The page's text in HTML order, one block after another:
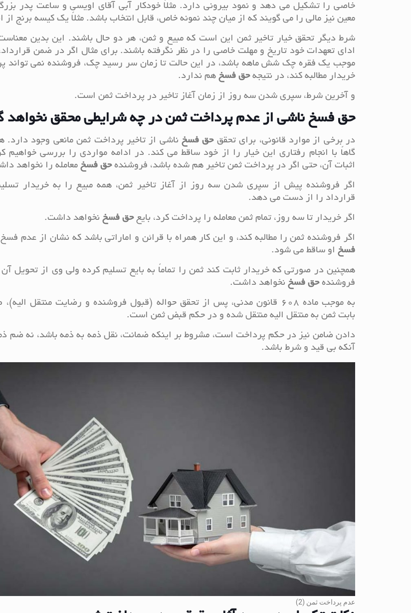
خاصی را تشکیل می دهد و نمود بیرونی دارد. مثلاً خودکار آبی آقای اویسی و ساعت پدر
معین نیز مالی را می گویند که از میان چند نمونه خاص، قابل انتخاب باشد. مثلاً یک کیسه برنج از
شرط دیگر تحقق خیار تاخیر ثمن این است که مبیع و ثمن، هر دو حال باشند. این بدین
ادای تعهدات خود تاریخ و مهلت خاصی را در نظر نگرفته باشند. برای مثال اگر در ضمن
موجب یک فقره چک شش ماهه باشد، در این حالت تا زمان سر رسید چک، فروشنده نمی تواند
خریدار مطالبه کند، در نتیجهحق فسخ هم ندارد.
و آخرین شرط، سپری شدن سه روز از زمان آغاز تاخیر در پرداخت ثمن است.
حق فسخ ناشی از عدم پرداخت ثمن در چه شرایطی محقق
در برخی از موارد قانونی، برای تحققحق فسخناشی از تاخیر پرداخت ثمن مانعی وجود دارد.
گاهاً با انجام رفتاری این خیار را از خود ساقط می کند. در ادامه مواردی را بررسی
اثبات آن، حتی اگر در پرداخت ثمن تاخیر هم شده باشد، فروشندهحق فسخ معامله را نخواهد
اگر فروشنده پیش از سپری شدن سه روز از آغاز تاخیر ثمن، همه مبیع را به خریدار
قرارداد را از دست می دهد.
اگر خریدار تا سه روز، تمام ثمن معامله را پرداخت کرد، بایعحق فسخ نخواهد داشت.
اگر فروشنده ثمن را مطالبه کند، و این کار همراه با قرائن و اماراتی باشد که نشان از عدم
فسخ او ساقط می شود.
همچنین در صورتی که خریدار ثابت کند ثمن را تماماً به بایع تسلیم کرده ولی وی از تحویل آن
فروشندهحق فسخ نخواهد داشت.
به موجب ماده 608 قانون مدنی، پس از تحقق حواله (قبول فروشنده و رضایت منتقل
بابت ثمن به منتقل الیه منتقل شده و در حکم قبض ثمن است.
دادن ضامن نیز در حکم پرداخت است، مشروط بر اینکه ضمانت، نقل ذمه به ذمه باشد، نه ضم
آنکه بی قید و شرط باشد.
عدم پرداخت ثمن (2)